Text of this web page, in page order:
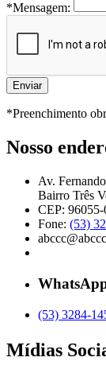
*Mensagem:
*Preenchimento
Nosso
Av.
Bairro Três
CEP: 96055-
Fone: (53)
(53) 3284-
Mídias